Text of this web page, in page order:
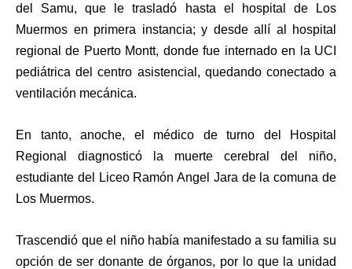
del Samu, que le trasladó hasta el hospital de Los
Muermos en primera instancia; y desde allí al hospital
regional de Puerto Montt, donde fue internado en la UCI
pediátrica del centro asistencial, quedando conectado a
ventilación mecánica.
En tanto, anoche, el médico de turno del Hospital
Regional diagnosticó la muerte cerebral del niño,
estudiante del Liceo Ramón Angel Jara de la comuna de
Los Muermos.
Trascendió que el niño había manifestado a su familia su
opción de ser donante de órganos, por lo que la unidad